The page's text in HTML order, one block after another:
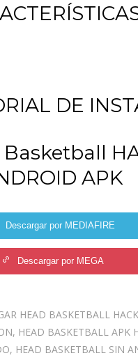
DE
Basketball
APK
Descargar por MEDIAFIRE
Descargar por MEGA
HEAD BASKETBALL
, HEAD BASKETBALL APK
, HEAD BASKETBALL SIN